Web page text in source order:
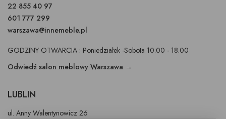
22 855 40 97
601 777 299
warszawa@innemeble.pl
GODZINY OTWARCIA : Poniedziałek -Sobota 10.00 - 18.00
Odwiedź salon meblowy Warszawa →
LUBLIN
ul. Anny Walentynowicz 26